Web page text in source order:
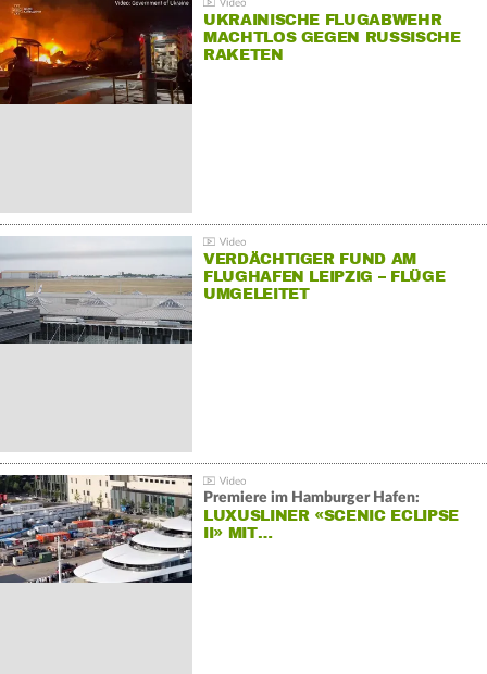
UKRAINISCHE FLUGABWEHR
MACHTLOS GEGEN RUSSISCHE
RAKETEN
VERDÄCHTIGER FUND AM
FLUGHAFEN LEIPZIG – FLÜGE
UMGELEITET
Premiere im Hamburger Hafen:
LUXUSLINER «SCENIC ECLIPSE
II» MIT…